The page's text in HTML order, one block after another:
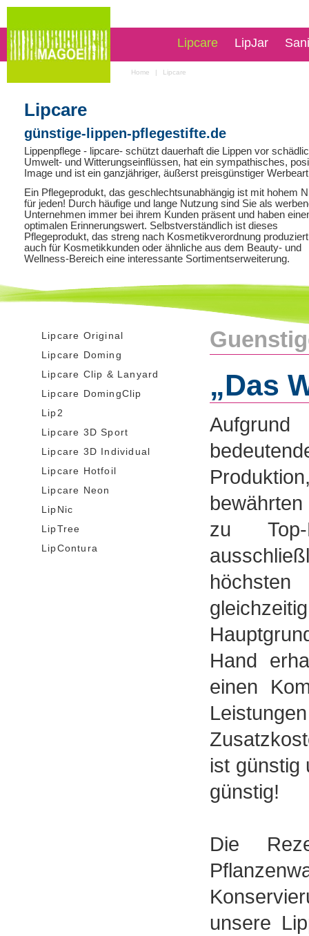
Lipcare LipJar
Home | Lipcare
Lipcare
günstige-lippen-pflegestifte.de
Lippenpflege - lipcare- schützt dauerhaft die Lippen vor
Umwelt- und Witterungseinflüssen, hat ein sympathisches,
Image und ist ein ganzjähriger, äußerst preisgünstiger
Ein Pflegeprodukt, das geschlechtsunabhängig ist mit hohem
für jeden! Durch häufige und lange Nutzung sind Sie als
Unternehmen immer bei ihrem Kunden präsent und haben
optimalen Erinnerungswert. Selbstverständlich ist dieses
Pflegeprodukt, das streng nach Kosmetikverordnung
auch für Kosmetikkunden oder ähnliche aus dem Beauty- und
Wellness-Bereich eine interessante Sortimentserweiterung.
Lipcare Original
Lipcare Doming
Lipcare Clip & Lanyard
Lipcare DomingClip
Lip2
Lipcare 3D Sport
Lipcare 3D Individual
Lipcare Hotfoil
Lipcare Neon
LipNic
LipTree
LipContura
„Das
Aufgrund
zu Top-
Hand
einen
ist günstig
günstig!
Die
unsere